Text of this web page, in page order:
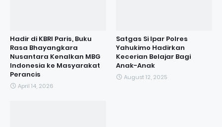
Hadir di KBRI Paris, Buku
Rasa Bhayangkara
Nusantara Kenalkan MBG
Indonesia ke Masyarakat
Perancis
April 14, 2026
Satgas Si Ipar Polres
Yahukimo Hadirkan
Kecerian Belajar Bagi
Anak-Anak
August 12, 2025